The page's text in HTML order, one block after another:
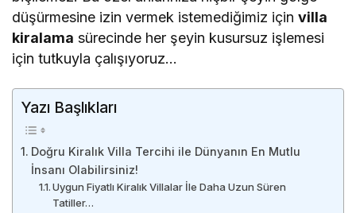
düşürmesine izin vermek istemediğimiz içinvilla
kiralama sürecinde her şeyin kusursuz işlemesi
için tutkuyla çalışıyoruz…
Yazı Başlıkları
Doğru Kiralık Villa Tercihi ile Dünyanın En Mutlu
İnsanı Olabilirsiniz!
Uygun Fiyatlı Kiralık Villalar İle Daha Uzun Süren
Tatiller…